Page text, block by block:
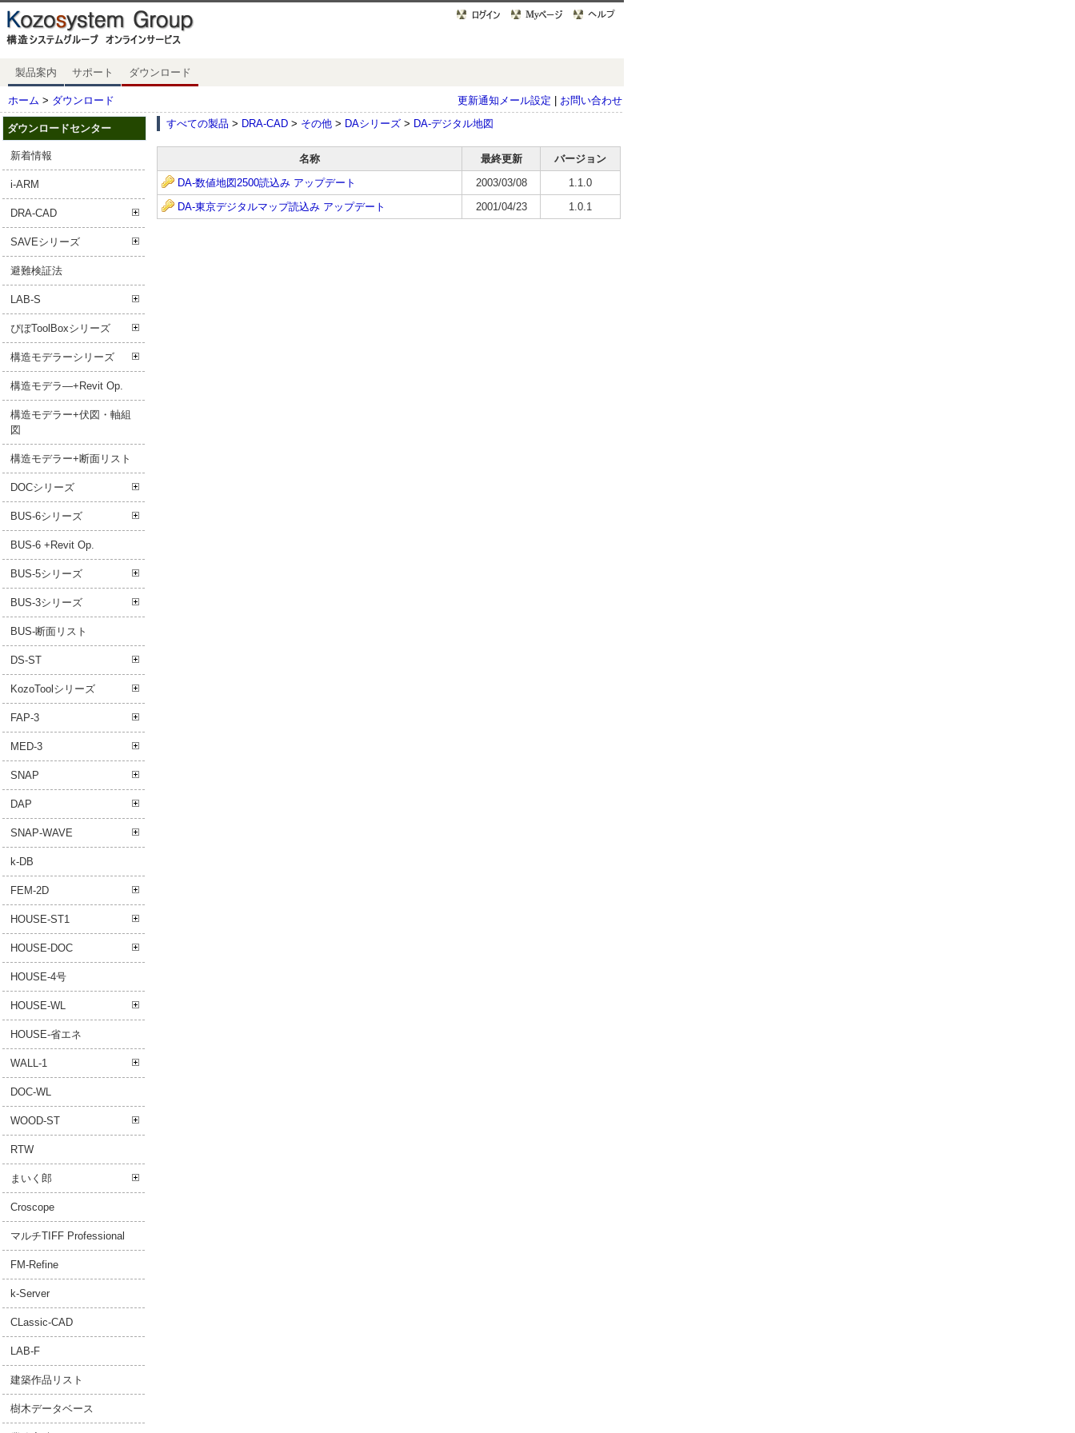
製品案内 サポート ダウンロード
ホーム > ダウンロード 更新通知メール設定 お問い合わせ
ダウンロードセンター
新着情報
i-ARM
DRA-CAD
SAVEシリーズ
避難検証法
LAB-S
ぴぼToolBoxシリーズ
構造モデラーシリーズ
構造モデラ―+Revit Op.
構造モデラー+伏図・軸組
図
構造モデラー+断面リスト
DOCシリーズ
BUS-6シリーズ
BUS-6 +Revit Op.
BUS-5シリーズ
BUS-3シリーズ
BUS-断面リスト
DS-ST
KozoToolシリーズ
FAP-3
MED-3
SNAP
DAP
SNAP-WAVE
k-DB
FEM-2D
HOUSE-ST1
HOUSE-DOC
HOUSE-4号
HOUSE-WL
HOUSE-省エネ
WALL-1
DOC-WL
WOOD-ST
RTW
まいく郎
Croscope
マルチTIFF Professional
FM-Refine
k-Server
CLassic-CAD
LAB-F
建築作品リスト
樹木データベース
すべての製品 > DRA-CAD > その他 > DAシリーズ > DA-デジタル地図
名称 最終更新
バージョン
DA-数値地図2500読込み アップデート
2003/03/08
1.1.0
DA-東京デジタルマップ読込み アップデート
2001/04/23 1.0.1